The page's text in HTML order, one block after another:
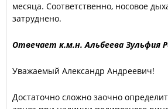
месяца. Соответственно, носовое
затруднено.
Отвечает к.м.н. Альбеева Зульфия
Уважаемый Александр Андреевич!
Достаточно сложно заочно